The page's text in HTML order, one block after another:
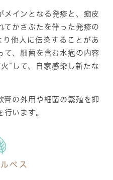
メインとなる発疹と、痂皮
てかさぶたを伴った発疹の
他人に伝染することがあ
て、細菌を含む水疱の内容
”して、自家感染し新たな
膏の外用や細菌の繁殖を抑
います。
ペス